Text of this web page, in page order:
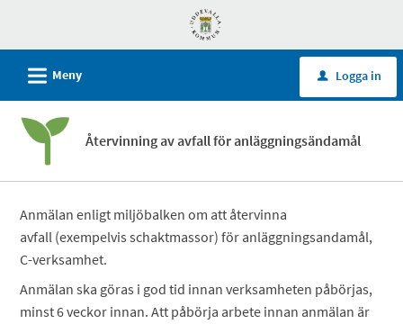
självservice
Uddevalla
kommun
L Meny u Logga in
Återvinning av avfall för anläggningsändamål
Anmälan enligt miljöbalken om att återvinna
avfall (exempelvis schaktmassor) för anläggningsandamål,
C-verksamhet.
Anmälan ska göras i god tid innan verksamheten påbörjas,
minst 6 veckor innan. Att påbörja arbete innan anmälan är